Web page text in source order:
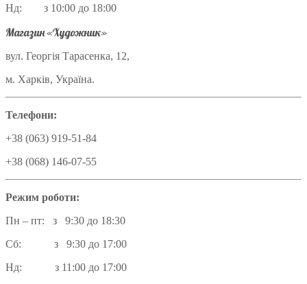
Нд: з 10:00 до 18:00
Магазин «Художник»
вул. Георгія Тарасенка, 12,
м. Харків, Україна.
Телефони:
+38 (063) 919-51-84
+38 (068) 146-07-55
Режим роботи:
Пн – пт: з 9:30 до 18:30
Сб: з 9:30 до 17:00
Нд: з 11:00 до 17:00